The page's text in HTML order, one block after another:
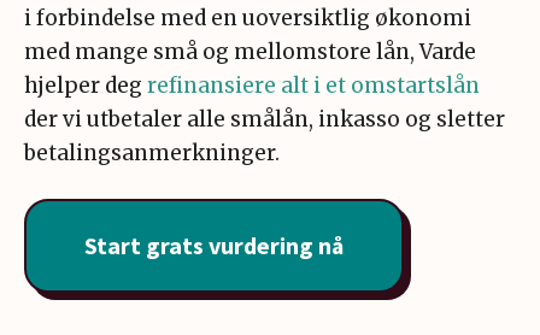
i forbindelse med en uoversiktlig økonomi
med mange små og mellomstore lån, Varde
hjelper deg refinansiere alt i et omstartslån
der vi utbetaler alle smålån, inkasso og sletter
betalingsanmerkninger.
Start grats vurdering nå